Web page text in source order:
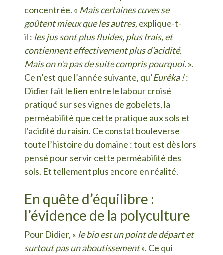
concentrée. « Mais certaines cuves se
goûtent mieux que les autres,explique-t-
il : les jus sont plus fluides, plus frais, et
contiennent effectivement plus d’acidité.
Mais on n’a pas de suite compris pourquoi.».
Ce n’est que l’année suivante, qu’Eurêka !:
Didier fait le lien entre le labour croisé
pratiqué sur ses vignes de gobelets, la
perméabilité que cette pratique aux sols et
l’acidité du raisin. Ce constat bouleverse
toute l’histoire du domaine : tout est dès lors
pensé pour servir cette perméabilité des
sols. Et tellement plus encore en réalité.
En quête d’équilibre :
l’évidence de la polyculture
Pour Didier, « le bio est un point de départ et
surtout pas un aboutissement». Ce qui